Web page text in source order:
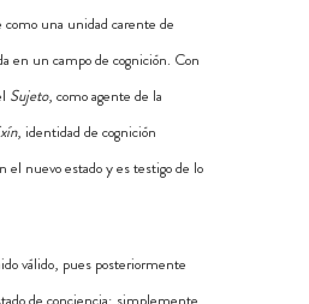
como una unidad carente de
en un campo de cognición. Con
Sujeto, como agente de la
, identidad de cognición
el nuevo estado y es testigo de lo
válido, pues posteriormente